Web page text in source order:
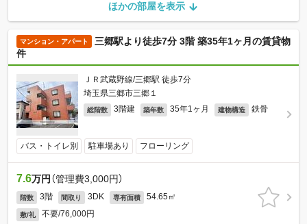
ほかの部屋を表示
マンション・アパート
三郷駅より徒歩7分 3階 築35年1ヶ月の賃貸物
件
ＪＲ武蔵野線/三郷駅 徒歩7分
埼玉県三郷市三郷１
総階数 3階建 築年数 35年1ヶ月 建物構造 鉄骨
バス・トイレ別 駐車場あり フローリング
7.6万円 （管理費3,000円）
階数 3階 間取り 3DK 専有面積 54.65㎡
敷/礼 不要/76,000円